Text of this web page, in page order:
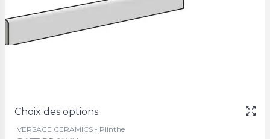
Choix des options
VERSACE CERAMICS - Plinthe